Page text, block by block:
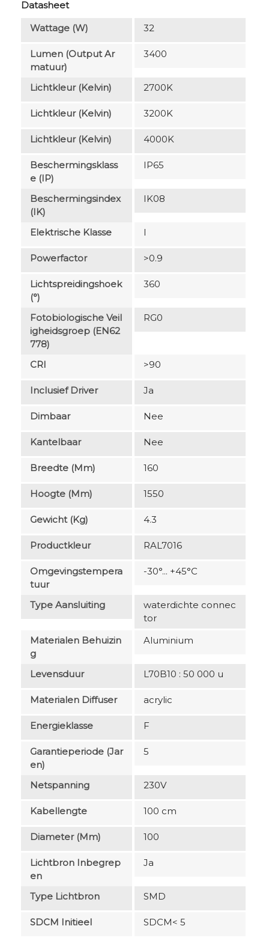
Datasheet
Wattage (W)
32
Lumen (output Ar
Matuur)
3400
Lichtkleur (Kelvin) 2700K
Lichtkleur (Kelvin) 3200K
Lichtkleur (Kelvin) 4000K
Beschermingsklass
E (IP)
IP65
Beschermingsindex
(IK)
IK08
Elektrische Klasse I
Powerfactor >0.9
Lichtspreidingshoek
(°)
360
Fotobiologische Veil
Igheidsgroep (EN62
778)
RG0
CRI >90
Inclusief Driver Ja
Dimbaar Nee
Kantelbaar Nee
Breedte (mm) 160
Hoogte (mm) 1550
Gewicht (kg) 4.3
Productkleur RAL7016
Omgevingstempera
Tuur
-30°... +45°C
Type Aansluiting
waterdichte connec
tor
Materialen Behuizin
G
Aluminium
Levensduur L70B10 : 50 000 u
Materialen Diffuser acrylic
Energieklasse F
Garantieperiode (jar
En)
5
Netspanning 230V
Kabellengte 100 cm
Diameter (mm) 100
Lichtbron Inbegrep
En
Ja
Type Lichtbron SMD
SDCM Initieel SDCM< 5